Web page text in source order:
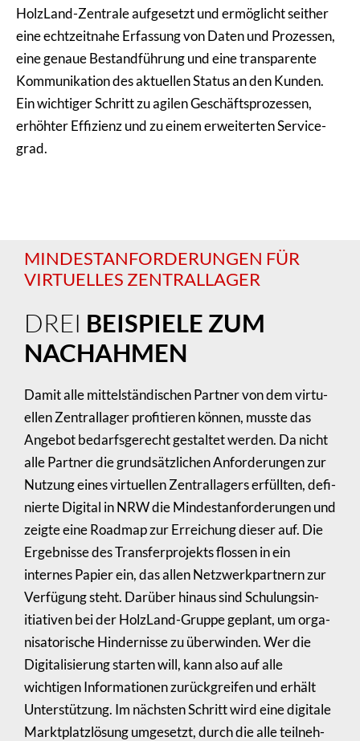
HolzLand-Zentrale aufge­setzt und ermög­licht seither
eine echt­zeit­nahe Erfassung von Daten und Prozessen,
eine genaue Bestand­füh­rung und eine trans­pa­rente
Kommu­ni­ka­tion des aktuellen Status an den Kunden.
Ein wichtiger Schritt zu agilen Geschäfts­pro­zessen,
erhöhter Effizienz und zu einem erwei­terten Service­
grad.
MINDEST­AN­FOR­DE­RUNGEN FÜR
VIRTU­ELLES ZENTRAL­LA­GER
DREI BEISPIELE ZUM
NACHAHMEN
Damit alle mittel­stän­di­schen Partner von dem virtu­
ellen Zentral­lager profi­tieren können, musste das
Angebot bedarfs­ge­recht gestaltet werden. Da nicht
alle Partner die grund­sätz­li­chen Anfor­de­rungen zur
Nutzung eines virtu­ellen Zentral­la­gers erfüllten, defi­
nierte Digital in NRW die Mindest­an­for­de­rungen und
zeigte eine Roadmap zur Errei­chung dieser auf. Die
Ergeb­nisse des Trans­fer­pro­jekts flossen in ein
internes Papier ein, das allen Netz­werk­part­nern zur
Verfügung steht. Darüber hinaus sind Schu­lungs­in­
itia­tiven bei der HolzLand-Gruppe geplant, um orga­
ni­sa­to­ri­sche Hinder­nisse zu über­winden. Wer die
Digi­ta­li­sie­rung starten will, kann also auf alle
wichtigen Infor­ma­tionen zurück­greifen und erhält
Unter­stüt­zung. Im nächsten Schritt wird eine digitale
Markt­platz­lö­sung umgesetzt, durch die alle teil­neh­